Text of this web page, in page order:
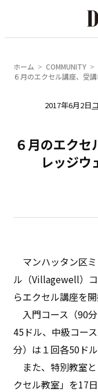
ホーム COMMUNITY
６月のエクセル講座、受
2017年6月2日
６月のエク
レッジウ
マンハッタン区
ル（Villagewell）
らエクセル講座を
入門コース（90
45ドル、中級コー
分）は１回各50ド
また、特別教室
クセル教室」を17